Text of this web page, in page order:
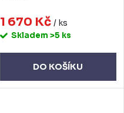
1 670 Kč / ks
Skladem >5 ks
DO KOŠÍKU